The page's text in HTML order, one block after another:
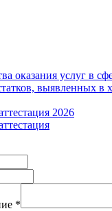
оказания услуг в
выявленных в
2026
*